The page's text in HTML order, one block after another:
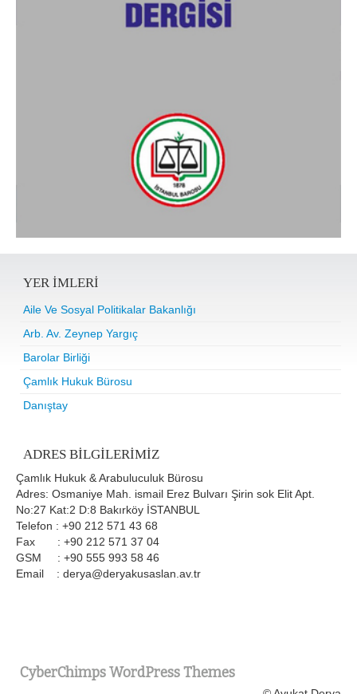
YER IMLERI
Aile Ve Sosyal Politikalar Bakanlığı
Arb. Av. Zeynep Yargıç
Barolar Birliği
Çamlık Hukuk Bürosu
Danıştay
ADRES BILGILERIMIZ
Çamlık Hukuk & Arabuluculuk Bürosu
Adres: Osmaniye Mah. ismail Erez Bulvarı Şirin sok Elit Apt.
No:27 Kat:2 D:8 Bakırköy İSTANBUL
Telefon : +90 212 571 43 68
Fax : +90 212 571 37 04
GSM : +90 555 993 58 46
Email : derya@deryakusaslan.av.tr
CyberChimps WordPress Themes